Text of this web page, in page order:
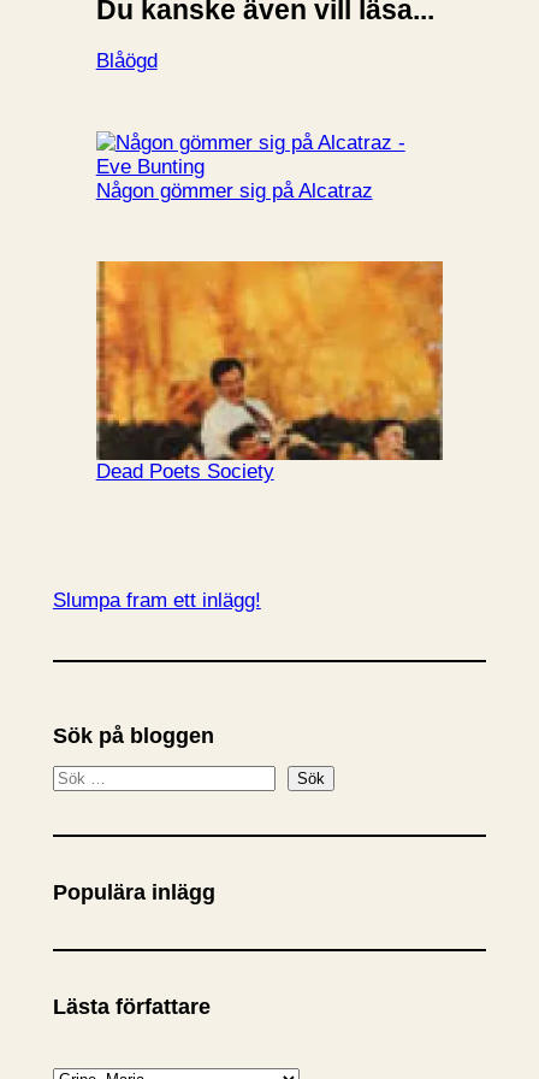
Du kanske även vill läsa...
Blåögd
Någon gömmer sig på Alcatraz
Dead Poets Society
Slumpa fram ett inlägg!
Sök på bloggen
S
k
Sök
Populära inlägg
Lästa författare